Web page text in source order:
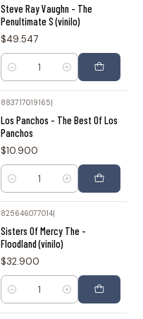
Steve Ray Vaughn - The
Penultimate S (vinilo)
$49.547
Cantidad
883717019165|
Los Panchos - The Best Of Los
Panchos
$10.900
Cantidad
825646077014
Sisters Of Mercy The -
Floodland (vinilo)
$32.900
Cantidad